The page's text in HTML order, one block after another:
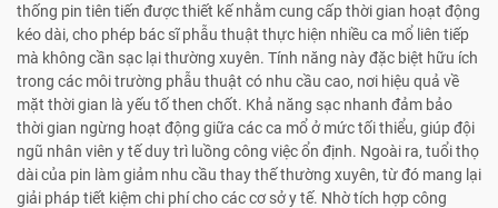
thống pin tiên tiến được thiết kế nhằm cung cấp thời gian hoạt động
kéo dài, cho phép bác sĩ phẫu thuật thực hiện nhiều ca mổ liên tiếp
mà không cần sạc lại thường xuyên. Tính năng này đặc biệt hữu ích
trong các môi trường phẫu thuật có nhu cầu cao, nơi hiệu quả về
mặt thời gian là yếu tố then chốt. Khả năng sạc nhanh đảm bảo
thời gian ngừng hoạt động giữa các ca mổ ở mức tối thiểu, giúp đội
ngũ nhân viên y tế duy trì luồng công việc ổn định. Ngoài ra, tuổi thọ
dài của pin làm giảm nhu cầu thay thế thường xuyên, từ đó mang lại
giải pháp tiết kiệm chi phí cho các cơ sở y tế. Nhờ tích hợp công